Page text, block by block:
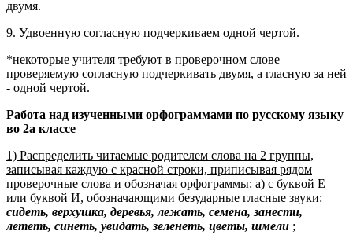
двумя.
9. Удвоенную согласную подчеркиваем одной чертой.
*некоторые учителя требуют в проверочном слове
проверяемую согласную подчеркивать двумя, а гласную за ней
- одной чертой.
Работа над изученными орфограммами по русскому языку
во 2а классе
1) Распределить читаемые родителем слова на 2 группы,
записывая каждую с красной строки, приписывая рядом
проверочные слова и обозначая орфограммы: а) с буквой Е
или буквой И, обозначающими безударные гласные звуки:
сидеть, верхушка, деревья, лежать, семена, занести,
лететь, синеть, увидать, зеленеть, цветы, шмели ;